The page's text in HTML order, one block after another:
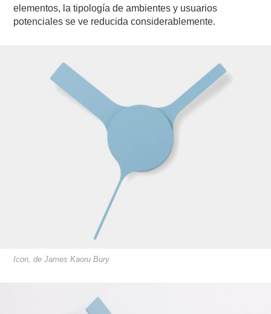
elementos, la tipología de ambientes y usuarios
potenciales se ve reducida considerablemente.
Icon, de James Kaoru Bury